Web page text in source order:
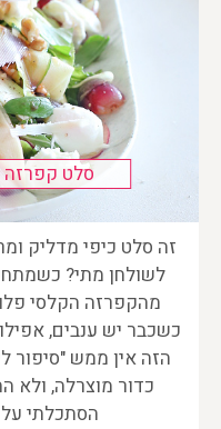
סלט קפרזה
זה סלט כיפי מדליק
לשולחן מתי?
מהקפרזה הקלסי
כשכבר יש ענבים,
הזה אין ממש "סיפור
כדור מוצרלה, ולא
הסתכלתי